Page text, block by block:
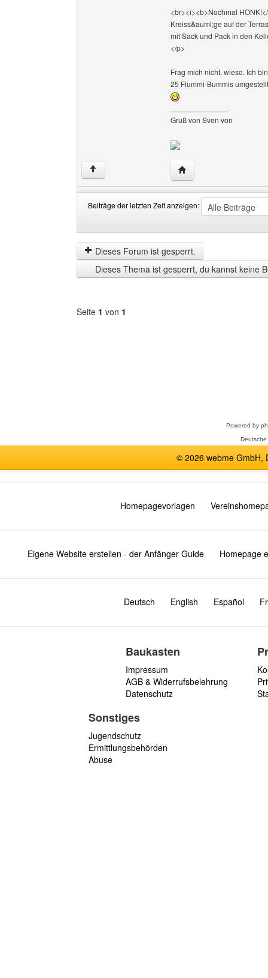
<br><i><b>Nochmal
Kreiss&auml;ge auf der
mit Sack und Pack in den
</p>
Frag mich nicht, wieso. Ich
25 Flummi-Bummis
Gruß von Sven von
↑ Website dieses
Beiträge der letzten Zeit anzeigen:
der
letzten
Zeit
anzeigen
by
Dieses Forum ist gesperrt.
Dieses Thema ist gesperrt, du kannst keine
Seite 1 von 1
Powered by
© 2026 webme GmbH,
Homepagevorlagen
Eigene Website erstellen - der Anfänger Guide Homepage
Deutsch English Español
Baukasten
Impressum
AGB & Widerrufsbelehrung
Datenschutz
Sonstiges
Jugendschutz
Ermittlungsbehörden
Abuse